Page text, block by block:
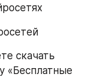
скачать
«Бесплатные